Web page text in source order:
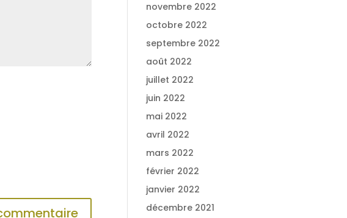
novembre 2022
octobre 2022
septembre 2022
août 2022
juillet 2022
juin 2022
mai 2022
avril 2022
mars 2022
février 2022
janvier 2022
décembre 2021